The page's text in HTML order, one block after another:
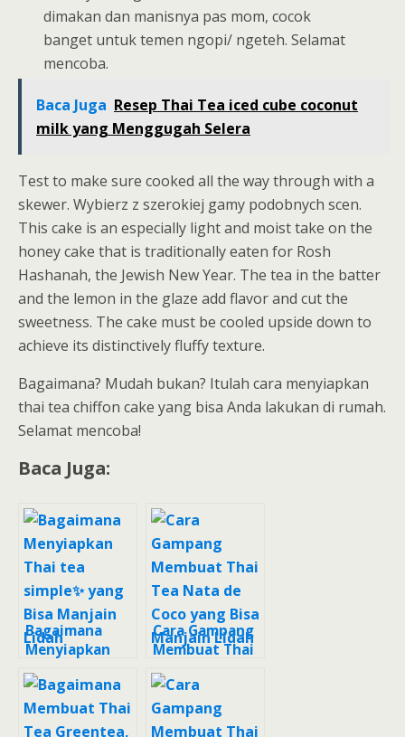
dimakan dan manisnya pas mom, cocok
banget untuk temen ngopi/ ngeteh. Selamat
mencoba.
Baca Juga Resep Thai Tea iced cube coconut
milk yang Menggugah Selera
Test to make sure cooked all the way through with a
skewer. Wybierz z szerokiej gamy podobnych scen.
This cake is an especially light and moist take on the
honey cake that is traditionally eaten for Rosh
Hashanah, the Jewish New Year. The tea in the batter
and the lemon in the glaze add flavor and cut the
sweetness. The cake must be cooled upside down to
achieve its distinctively fluffy texture.
Bagaimana? Mudah bukan? Itulah cara menyiapkan
thai tea chiffon cake yang bisa Anda lakukan di rumah.
Selamat mencoba!
Baca Juga:
Bagaimana
Menyiapkan
Thai tea
simple✨ yang
Bisa Manjain
Lidah
Cara Gampang
Membuat Thai
Tea Nata de
Coco yang Bisa
Manjain Lidah